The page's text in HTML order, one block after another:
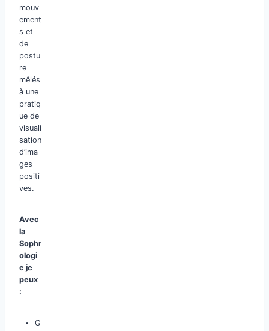
mouv
ement
s et
de
postu
re
mêlés
à une
pratiq
ue de
visuali
sation
d’ima
ges
positi
ves.
Avec
la
Sophr
ologi
e je
peux
:
G